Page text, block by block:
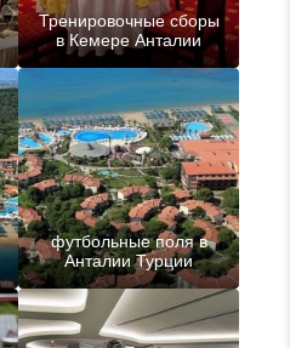
Тренировочные сборы
в Кемере Анталии
футбольные поля в
Анталии Турции